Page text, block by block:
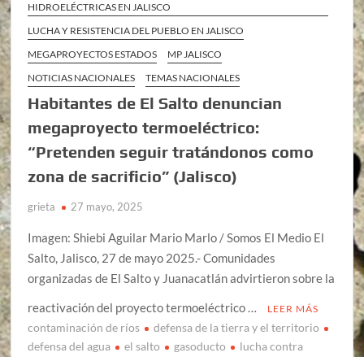
HIDROELÉCTRICAS EN JALISCO
LUCHA Y RESISTENCIA DEL PUEBLO EN JALISCO
MEGAPROYECTOS ESTADOS
MP JALISCO
NOTICIAS NACIONALES
TEMAS NACIONALES
Habitantes de El Salto denuncian
megaproyecto termoeléctrico:
“Pretenden seguir tratándonos como
zona de sacrificio” (Jalisco)
grieta 27 mayo, 2025
Imagen: Shiebi Aguilar Mario Marlo / Somos El Medio El
Salto, Jalisco, 27 de mayo 2025.- Comunidades
organizadas de El Salto y Juanacatlán advirtieron sobre la
reactivación del proyecto termoeléctrico …
LEER MÁS
contaminación de ríos
defensa de la tierra y el territorio
defensa del agua
el salto gasoducto
lucha contra